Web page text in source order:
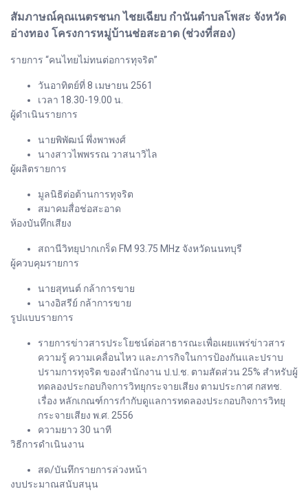
สัมภาษณ์คุณเนตรชนก ไชยเฉียบ กำนันตำบลโพสะ จังหวัด
อ่างทอง โครงการหมู่บ้านช่อสะอาด (ช่วงที่สอง)
รายการ “คนไทยไม่ทนต่อการทุจริต”
วันอาทิตย์ที่ 8 เมษายน 2561
เวลา 18.30-19.00 น.
ผู้ดำเนินรายการ
นายพิพัฒน์ พึ่งพาพงศ์
นางสาวไพพรรณ วาสนาวิไล
ผู้ผลิตรายการ
มูลนิธิต่อต้านการทุจริต
สมาคมสื่อช่อสะอาด
ห้องบันทึกเสียง
สถานีวิทยุปากเกร็ด FM 93.75 MHz จังหวัดนนทบุรี
ผู้ควบคุมรายการ
นายสุทนต์ กล้าการขาย
นางอิสรีย์ กล้าการขาย
รูปแบบรายการ
รายการข่าวสารประโยชน์ต่อสาธารณะเพื่อเผยแพร่ข่าวสาร
ความรู้ ความเคลื่อนไหว และภารกิจในการป้องกันและปราบ
ปรามการทุจริต ของสำนักงาน ป.ป.ช. ตามสัดส่วน 25% สำหรับผู้
ทดลองประกอบกิจการวิทยุกระจายเสียง ตามประกาศ กสทช.
เรื่อง หลักเกณฑ์การกำกับดูแลการทดลองประกอบกิจการวิทยุ
กระจายเสียง พ.ศ. 2556
ความยาว 30 นาที
วิธีการดำเนินงาน
สด/บันทึกรายการล่วงหน้า
งบประมาณสนับสนุน